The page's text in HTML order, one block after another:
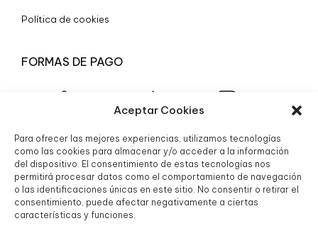
Aceptar Cookies
Para ofrecer las mejores experiencias, utilizamos tecnologías
como las cookies para almacenar y/o acceder a la información
del dispositivo. El consentimiento de estas tecnologías nos
permitirá procesar datos como el comportamiento de navegación
o las identificaciones únicas en este sitio. No consentir o retirar el
consentimiento, puede afectar negativamente a ciertas
características y funciones.
Política de cookies
FORMAS DE PAGO
© 2025 Boutique Granada S.L.